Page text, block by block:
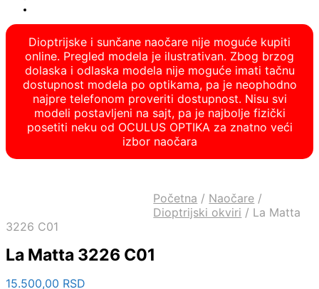
Dioptrijske i sunčane naočare nije moguće kupiti
online. Pregled modela je ilustrativan. Zbog brzog
dolaska i odlaska modela nije moguće imati tačnu
dostupnost modela po optikama, pa je neophodno
najpre telefonom proveriti dostupnost. Nisu svi
modeli postavljeni na sajt, pa je najbolje fizički
posetiti neku od OCULUS OPTIKA za znatno veći
izbor naočara
Početna / Naočare /
Dioptrijski okviri / La Matta
3226 C01
La Matta 3226 C01
15.500,00 RSD